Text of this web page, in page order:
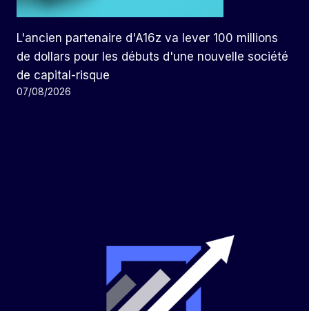
L'ancien partenaire d'A16z va lever 100 millions
de dollars pour les débuts d'une nouvelle société
de capital-risque
07/08/2026